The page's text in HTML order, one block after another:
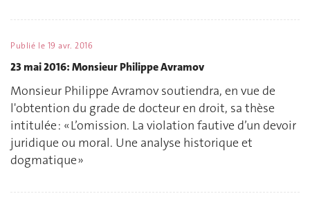
Publié le 19 avr. 2016
23 mai 2016: Monsieur Philippe Avramov
Monsieur Philippe Avramov soutiendra, en vue de
l'obtention du grade de docteur en droit, sa thèse
intitulée : « L’omission. La violation fautive d’un devoir
juridique ou moral. Une analyse historique et
dogmatique »